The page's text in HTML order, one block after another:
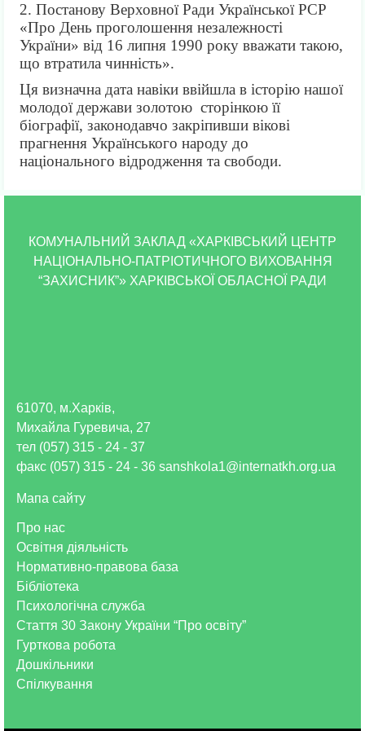
2. Постанову Верховної Ради Української РСР
«Про День проголошення незалежності
України» від 16 липня 1990 року вважати такою,
що втратила чинність».
Ця визначна дата навіки ввійшла в історію нашої
молодої держави золотою сторінкою її
біографії, законодавчо закріпивши вікові
прагнення Українського народу до
національного відродження та свободи.
КОМУНАЛЬНИЙ ЗАКЛАД «ХАРКІВСЬКИЙ ЦЕНТР
НАЦІОНАЛЬНО-ПАТРІОТИЧНОГО ВИХОВАННЯ
“ЗАХИСНИК”» ХАРКІВСЬКОЇ ОБЛАСНОЇ РАДИ
Про нас
Освітня діяльність
Нормативно-правова база
Бібліотека
Психологічна служба
Стаття 30 Закону України “Про освіту”
Гурткова робота
Дошкільники
Спілкування
61070, м.Харків,
Михайла Гуревича, 27
тел (057) 315 - 24 - 37
факс (057) 315 - 24 - 36 sanshkola1@internatkh.org.ua
Мапа сайту